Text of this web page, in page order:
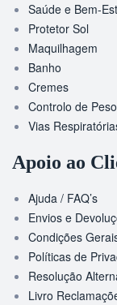
Saúde e Bem-
Protetor Sol
Maquilhagem
Banho
Cremes
Controlo de Peso
Vias
Apoio ao
Ajuda / FAQ’s
Envios e
Condições
Políticas de
Resolução
Livro